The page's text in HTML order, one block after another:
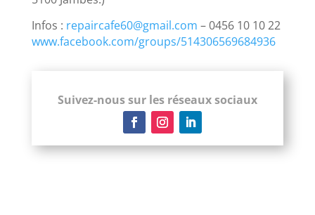
Infos : repaircafe60@gmail.com – 0456 10 10 22
www.facebook.com/groups/514306569684936
Suivez-nous sur les réseaux sociaux